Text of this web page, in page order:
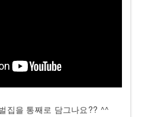
집을 통째로 담그나요?? ^^